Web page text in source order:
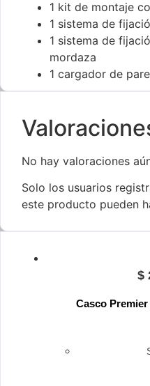
1 kit de montaje
1 sistema de
1 sistema de
mordaza
1 cargador de
No hay valoraciones
Solo los usuarios
este producto pueden
$
Casco